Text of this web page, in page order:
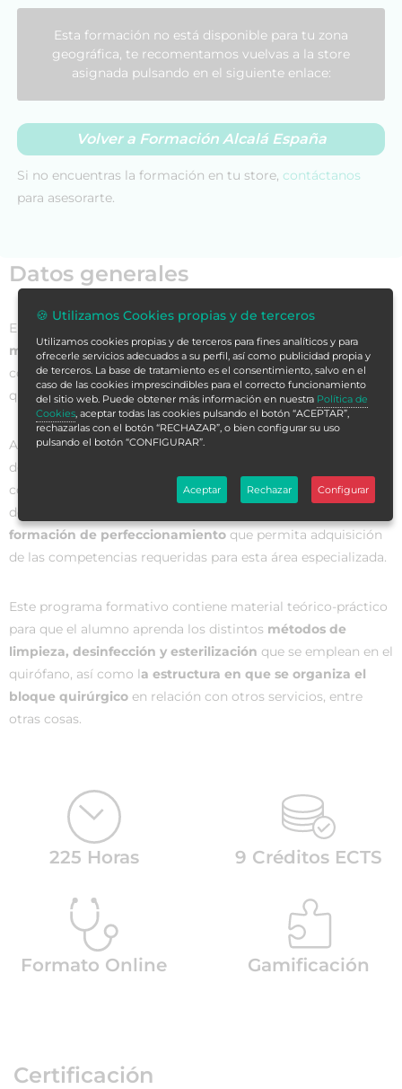
Datos generales
El , por naturaleza, es compleja, incierta y
muy influenciada por los avancesde la ciencia, la
complejidad de las técnicas utilizas y el avance tecnológico
que se produce de manera constante.
Además, los cambios demográficos, el aumento de la
demanda de la población en criterios de salud y la
contribución de la enfermería al cuidado de la salud dentro
de un amplio equipo interdisciplinar, hacen necesario
formación de perfeccionamiento que permita adquisición
de las competencias requeridas para esta área especializada.
Este programa formativo contiene material teórico-práctico
para que el alumno aprenda los distintos métodos de
limpieza, desinfección y esterilización que se emplean en el
quirófano, así como la estructura en que se organiza el
bloque quirúrgico en relación con otros servicios, entre
otras cosas.
Esta formación no está disponible para tu zona
geográfica, te recomentamos vuelvas a la store
asignada pulsando en el siguiente enlace:
Volver a Formación Alcalá España
Si no encuentras la formación en tu store, contáctanos
para asesorarte.
225 Horas 9 Créditos ECTS
Formato Online Gamificación
Certificación
🍪 Utilizamos Cookies propias y de terceros
Utilizamos cookies propias y de terceros para fines analíticos y para
ofrecerle servicios adecuados a su perfil, así como publicidad propia y
de terceros. La base de tratamiento es el consentimiento, salvo en el
caso de las cookies imprescindibles para el correcto funcionamiento
del sitio web. Puede obtener más información en nuestra Política de
Cookies , aceptar todas las cookies pulsando el botón “ACEPTAR”,
rechazarlas con el botón “RECHAZAR”, o bien configurar su uso
pulsando el botón “CONFIGURAR”.
Aceptar Rechazar Configurar